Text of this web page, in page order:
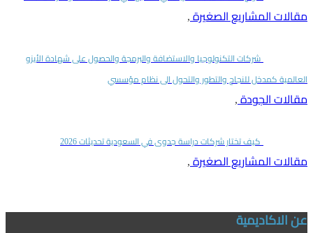
مقالات المشاريع الصغيرة,
شركات التكنولوجيا والاستضافة والبرمجة والحصول على شهادة الأيزو
العالمية كمدخل للنجاح والتطور والتحول الى نظام مؤسسي
مقالات الجودة,
كيف تختار شركات دراسة جدوى في السعودية تحديثات 2026
مقالات المشاريع الصغيرة,
عن الاكاديمية